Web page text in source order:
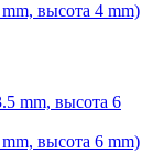
высота 4 mm)
высота 6 mm)